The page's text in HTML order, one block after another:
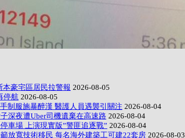
本豪宅區居民拉警報 2026-08-05
停航 2026-08-05
制服施暴醉漢 醫護人員遇襲引關注 2026-08-04
深夜遭Uber司機遺棄在高速路 2026-08-04
車場 上演現實版”警匪追逐戰” 2026-08-04
放寬技術移民 每名海外建築工可建22套房 2026-08-03